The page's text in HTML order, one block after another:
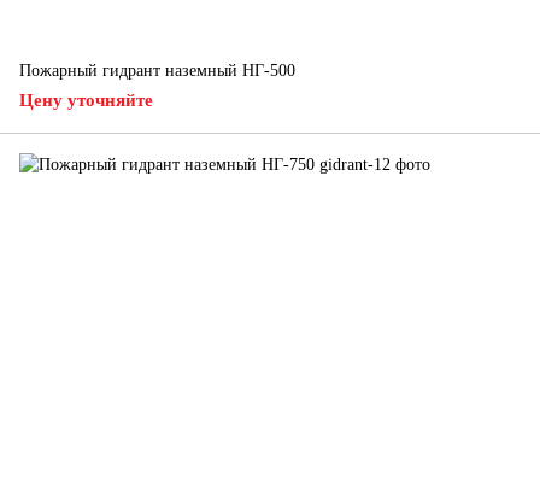
Пожарный гидрант наземный НГ-500
Цену уточняйте